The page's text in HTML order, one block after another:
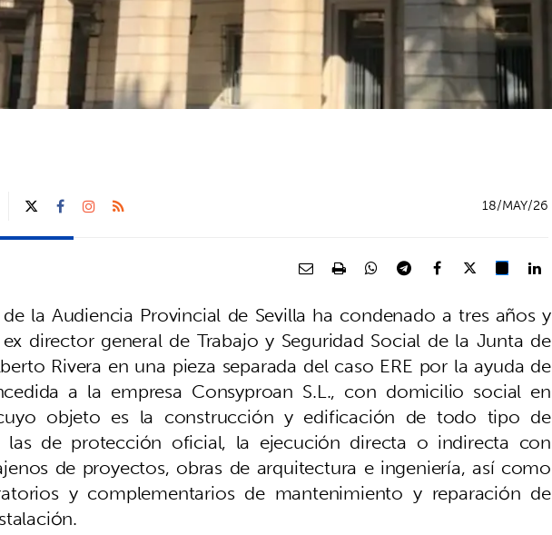
18/MAY/26
la Audiencia Provincial de Sevilla ha condenado a tres años y
director general de Trabajo y Seguridad Social de la Junta de
Rivera en una pieza separada del caso ERE por la ayuda de
a la empresa Consyproan S.L., con domicilio social en
objeto es la construcción y edificación de todo tipo de
las de protección oficial, la ejecución directa o indirecta con
de proyectos, obras de arquitectura e ingeniería, así como
y complementarios de mantenimiento y reparación de